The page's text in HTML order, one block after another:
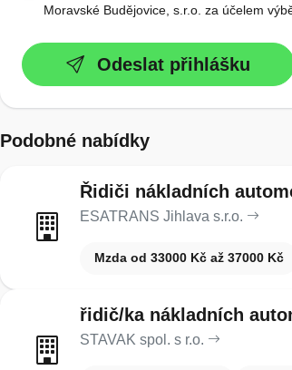
Moravské Budějovice, s.r.o. za účelem
Odeslat přihlášku
Podobné nabídky
Řidiči nákladních
ESATRANS Jihlava s.r.o.
Mzda od 33000 Kč až 37000 Kč
řidič/ka nákladních
STAVAK spol. s r.o.